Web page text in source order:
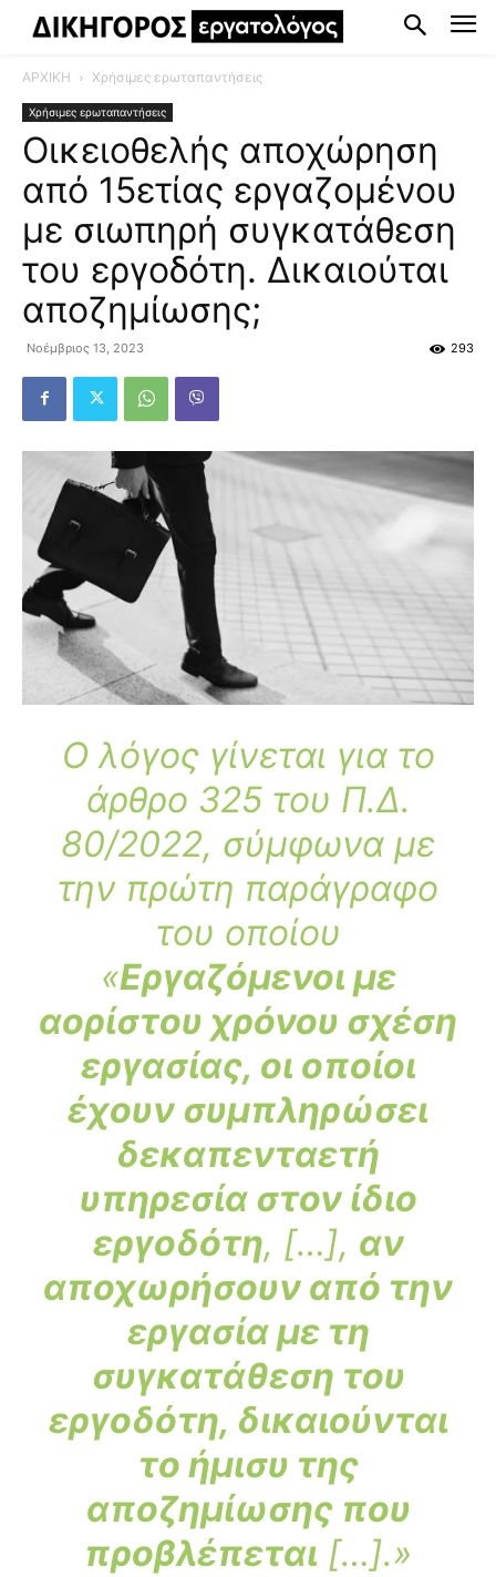
ΑΡΧΙΚΗ Χρήσιμες ερωταπαντήσεις
Χρήσιμες ερωταπαντήσεις
Οικειοθελής αποχώρηση
από 15ετίας εργαζομένου
με σιωπηρή συγκατάθεση
του εργοδότη. Δικαιούται
αποζημίωσης;
Νοέμβριος 13, 2023 293
Ο λόγος γίνεται για το
άρθρο 325 του Π.Δ.
80/2022, σύμφωνα με
την πρώτη παράγραφο
του οποίου
«Εργαζόμενοι με
αορίστου χρόνου σχέση
εργασίας, οι οποίοι
έχουν συμπληρώσει
δεκαπενταετή
υπηρεσία στον ίδιο
εργοδότη, […], αν
αποχωρήσουν από την
εργασία με τη
συγκατάθεση του
εργοδότη, δικαιούνται
το ήμισυ της
αποζημίωσης που
προβλέπεται […].»